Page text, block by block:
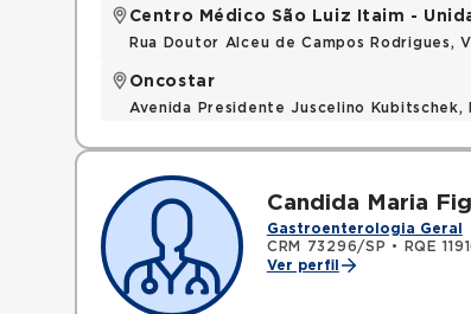
Centro Médico São Luiz Itaim -
Rua Doutor Alceu de Campos Rodrigues,
Oncostar
Avenida Presidente Juscelino
Candida Maria
Gastroenterologia Geral
CRM 73296/SP •
RQE
Ver perfil